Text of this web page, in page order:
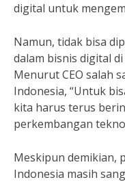
digital untuk
Namun, tidak bisa
dalam bisnis digital
Menurut CEO salah
Indonesia, “Untuk
kita harus terus
perkembangan
Meskipun demikian,
Indonesia masih